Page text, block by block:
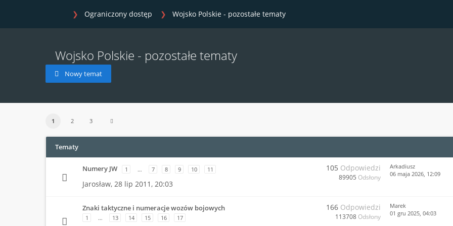
Ograniczony dostęp Wojsko Polskie - pozostałe tematy
Wojsko Polskie - pozostałe tematy
Nowy temat
1 2 3
Tematy
Numery JW 1 … 7 8 9 10 11
Jarosław, 28 lip 2011, 20:03
105 Odpowiedzi
89905 Odsłony
Arkadiusz
06 maja 2026, 12:09
Znaki taktyczne i numeracje wozów bojowych
1 … 13 14 15 16 17
166 Odpowiedzi
113708 Odsłony
Marek
01 gru 2025, 04:03